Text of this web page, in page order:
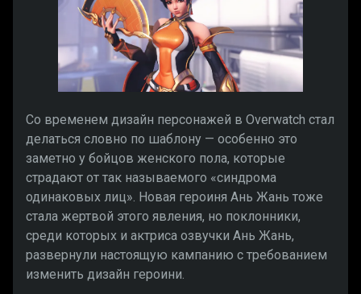
Со временем дизайн персонажей в Overwatch стал
делаться словно по шаблону — особенно это
заметно у бойцов женского пола, которые
страдают от так называемого «синдрома
одинаковых лиц». Новая героиня Ань Жань тоже
стала жертвой этого явления, но поклонники,
среди которых и актриса озвучки Ань Жань,
развернули настоящую кампанию с требованием
изменить дизайн героини.